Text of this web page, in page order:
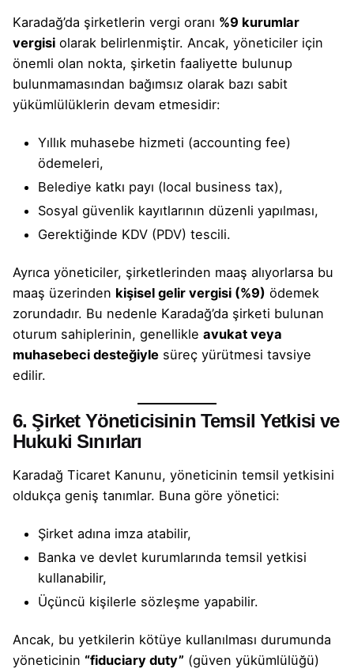
Karadağ’da şirketlerin vergi oranı %9 kurumlar
vergisi olarak belirlenmiştir. Ancak, yöneticiler için
önemli olan nokta, şirketin faaliyette bulunup
bulunmamasından bağımsız olarak bazı sabit
yükümlülüklerin devam etmesidir:
Yıllık muhasebe hizmeti (accounting fee)
ödemeleri,
Belediye katkı payı (local business tax),
Sosyal güvenlik kayıtlarının düzenli yapılması,
Gerektiğinde KDV (PDV) tescili.
Ayrıca yöneticiler, şirketlerinden maaş alıyorlarsa bu
maaş üzerinden kişisel gelir vergisi (%9) ödemek
zorundadır. Bu nedenle Karadağ’da şirketi bulunan
oturum sahiplerinin, genellikle avukat veya
muhasebeci desteğiyle süreç yürütmesi tavsiye
edilir.
6. Şirket Yöneticisinin Temsil Yetkisi ve
Hukuki Sınırları
Karadağ Ticaret Kanunu, yöneticinin temsil yetkisini
oldukça geniş tanımlar. Buna göre yönetici:
Şirket adına imza atabilir,
Banka ve devlet kurumlarında temsil yetkisi
kullanabilir,
Üçüncü kişilerle sözleşme yapabilir.
Ancak, bu yetkilerin kötüye kullanılması durumunda
yöneticinin “fiduciary duty” (güven yükümlülüğü)